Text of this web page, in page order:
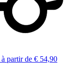
à partir de € 54,90